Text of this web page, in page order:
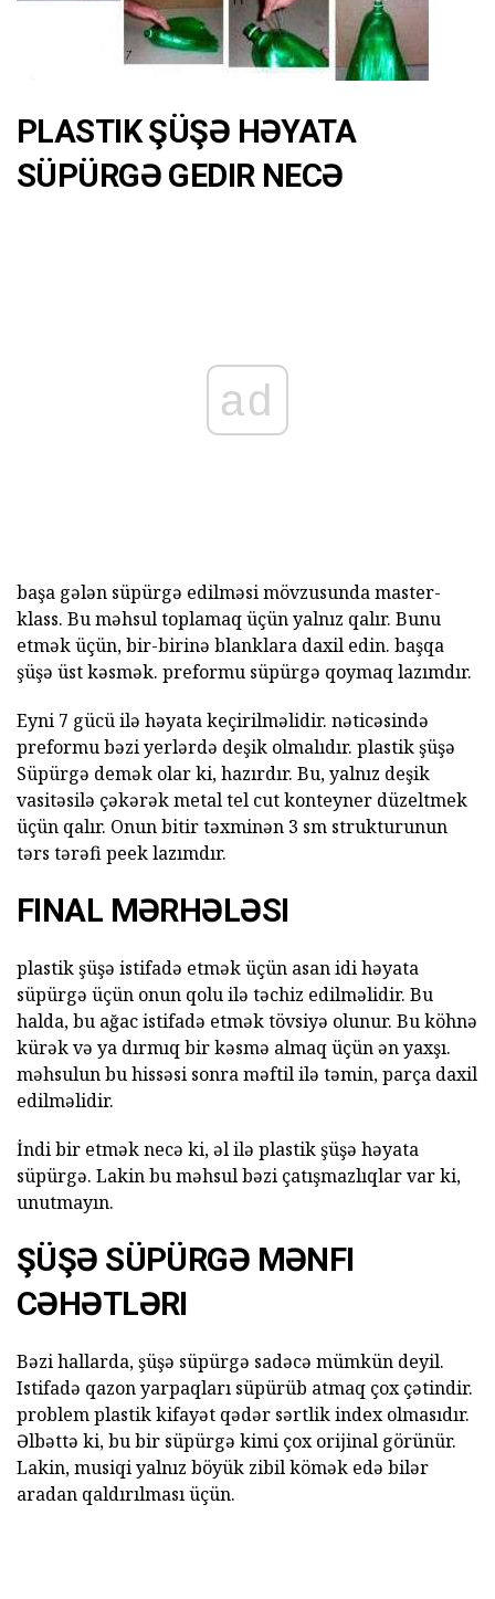
PLASTIK ŞÜŞƏ HƏYATA
SÜPÜRGƏ GEDIR NECƏ
ad
başa gələn süpürgə edilməsi mövzusunda master-
klass. Bu məhsul toplamaq üçün yalnız qalır. Bunu
etmək üçün, bir-birinə blanklara daxil edin. başqa
şüşə üst kəsmək. preformu süpürgə qoymaq lazımdır.
Eyni 7 gücü ilə həyata keçirilməlidir. nəticəsində
preformu bəzi yerlərdə deşik olmalıdır. plastik şüşə
Süpürgə demək olar ki, hazırdır. Bu, yalnız deşik
vasitəsilə çəkərək metal tel cut konteyner düzeltmek
üçün qalır. Onun bitir təxminən 3 sm strukturunun
tərs tərəfi peek lazımdır.
FINAL MƏRHƏLƏSI
plastik şüşə istifadə etmək üçün asan idi həyata
süpürgə üçün onun qolu ilə təchiz edilməlidir. Bu
halda, bu ağac istifadə etmək tövsiyə olunur. Bu köhnə
kürək və ya dırmıq bir kəsmə almaq üçün ən yaxşı.
məhsulun bu hissəsi sonra məftil ilə təmin, parça daxil
edilməlidir.
İndi bir etmək necə ki, əl ilə plastik şüşə həyata
süpürgə. Lakin bu məhsul bəzi çatışmazlıqlar var ki,
unutmayın.
ŞÜŞƏ SÜPÜRGƏ MƏNFI
CƏHƏTLƏRI
Bəzi hallarda, şüşə süpürgə sadəcə mümkün deyil.
Istifadə qazon yarpaqları süpürüb atmaq çox çətindir.
problem plastik kifayət qədər sərtlik index olmasıdır.
Əlbəttə ki, bu bir süpürgə kimi çox orijinal görünür.
Lakin, musiqi yalnız böyük zibil kömək edə bilər
aradan qaldırılması üçün.